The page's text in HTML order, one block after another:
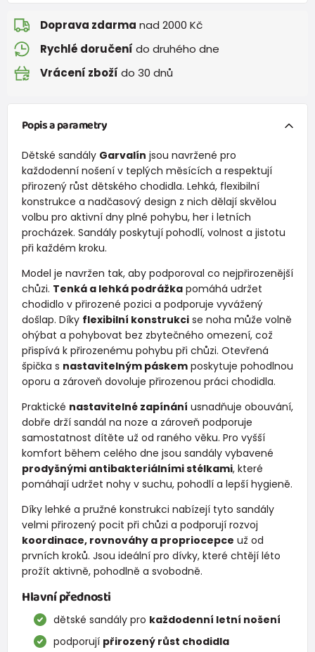
Doprava zdarma nad 2000 Kč
Rychlé doručení do druhého dne
Vrácení zboží do 30 dnů
Popis a parametry
Dětské sandály Garvalín jsou navržené pro
každodenní nošení v teplých měsících a respektují
přirozený růst dětského chodidla. Lehká, flexibilní
konstrukce a nadčasový design z nich dělají skvělou
volbu pro aktivní dny plné pohybu, her i letních
procházek. Sandály poskytují pohodlí, volnost a jistotu
při každém kroku.
Model je navržen tak, aby podporoval co nejpřirozenější
chůzi. Tenká a lehká podrážkapomáhá udržet
chodidlo v přirozené pozici a podporuje vyvážený
došlap. Díky flexibilní konstrukcise noha může volně
ohýbat a pohybovat bez zbytečného omezení, což
přispívá k přirozenému pohybu při chůzi. Otevřená
špička s nastavitelným páskemposkytuje pohodlnou
oporu a zároveň dovoluje přirozenou práci chodidla.
Praktické nastavitelné zapínání usnadňuje obouvání,
dobře drží sandál na noze a zároveň podporuje
samostatnost dítěte už od raného věku. Pro vyšší
komfort během celého dne jsou sandály vybavené
prodyšnými antibakteriálními stélkami, které
pomáhají udržet nohy v suchu, pohodlí a lepší hygieně.
Díky lehké a pružné konstrukci nabízejí tyto sandály
velmi přirozený pocit při chůzi a podporují rozvoj
koordinace, rovnováhy a propriocepce už od
prvních kroků. Jsou ideální pro dívky, které chtějí léto
prožít aktivně, pohodlně a svobodně.
Hlavní přednosti
dětské sandály pro každodenní letní nošení
podporují přirozený růst chodidla